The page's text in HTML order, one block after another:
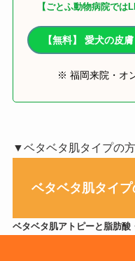
【ごとふ動物病院では
【無料】 愛犬の皮
※ 福岡来院・オ
▼ベタベタ肌タイプの
ベタベタ肌タイ
ベタベタ肌アトピーと脂肪酸